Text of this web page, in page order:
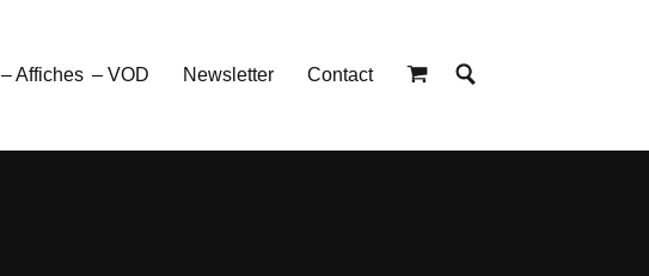
– Affiches – VOD Newsletter Contact